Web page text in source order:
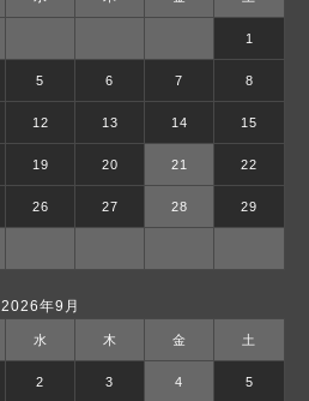
1
5 6 7 8
12 13 14 15
19 20 21 22
26 27 28 29
2026年9月
水 木 金 土
2 3 4 5